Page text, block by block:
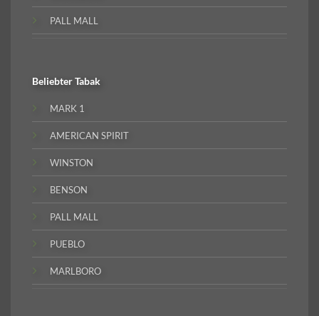
PALL MALL
BeliebterTabak
MARK 1
AMERICAN SPIRIT
WINSTON
BENSON
PALL MALL
PUEBLO
MARLBORO